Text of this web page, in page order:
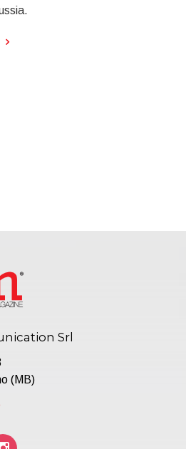
Srl
(MB)